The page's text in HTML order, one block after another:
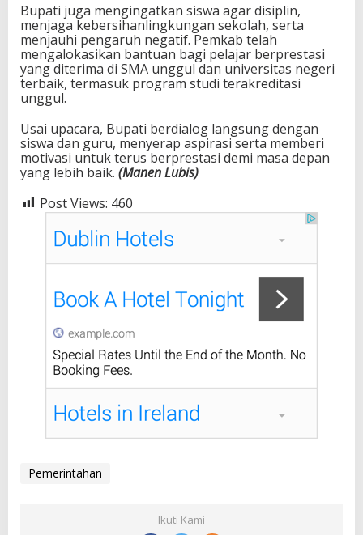
Bupati juga mengingatkan siswa agar disiplin,
menjaga kebersihanlingkungan sekolah, serta
menjauhi pengaruh negatif. Pemkab telah
mengalokasikan bantuan bagi pelajar berprestasi
yang diterima di SMA unggul dan universitas negeri
terbaik, termasuk program studi terakreditasi
unggul.
Usai upacara, Bupati berdialog langsung dengan
siswa dan guru, menyerap aspirasi serta memberi
motivasi untuk terus berprestasi demi masa depan
yang lebih baik. (Manen Lubis)
Post Views: 460
Pemerintahan
Ikuti Kami